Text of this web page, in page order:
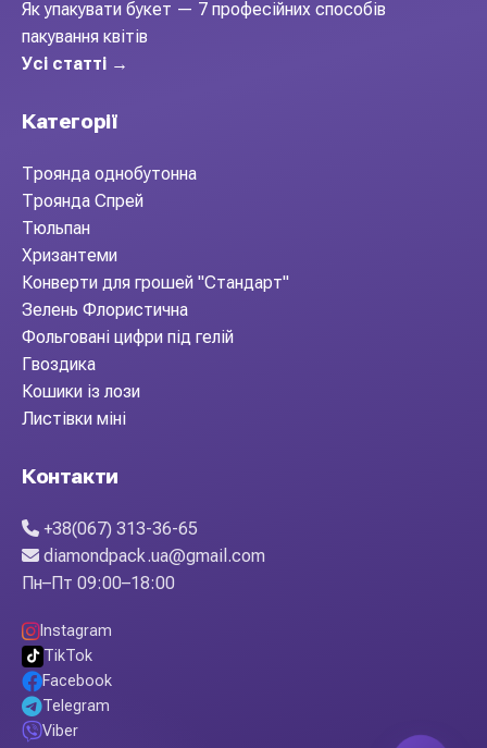
Як упакувати букет — 7 професійних способів
пакування квітів
Усі статті →
Категорії
Троянда однобутонна
Троянда Спрей
Тюльпан
Хризантеми
Конверти для грошей "Стандарт"
Зелень Флористична
Фольговані цифри під гелій
Гвоздика
Кошики із лози
Листівки міні
Контакти
+38(067) 313-36-65
diamondpack.ua@gmail.com
Пн–Пт 09:00–18:00
Instagram
TikTok
Facebook
Telegram
Viber